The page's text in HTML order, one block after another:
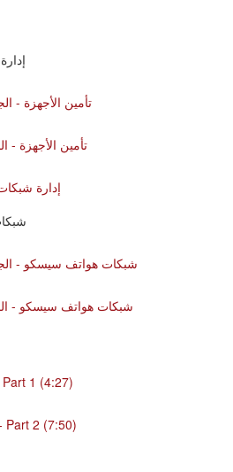
تأمين الأجهزة -
تأمين الأجهزة -
إدارة شبكات
شبكات هواتف سيسكو - الجزء
شبكات هواتف سيسكو - الجزء
1 (4:27)
Part 2 (7:50)